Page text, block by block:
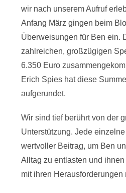
wir nach unserem Aufruf
Anfang März gingen beim
Überweisungen für Ben ein.
zahlreichen, großzügigen
6.350 Euro
Erich Spies hat diese
aufgerundet.
Wir sind tief berührt von der
Unterstützung. Jede
wertvoller Beitrag, um Ben
Alltag zu entlasten und
mit ihren